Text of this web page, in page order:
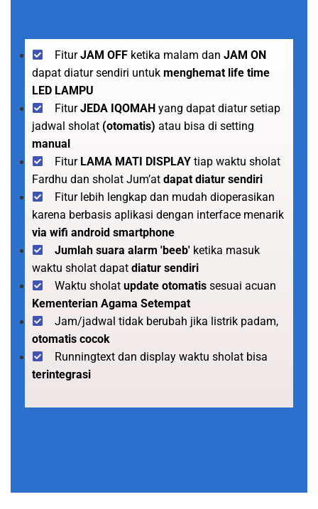
FiturJAM OFF ketika malam dan JAM ON
dapat diatur sendiri untuk menghemat life time
LED LAMPU
FiturJEDA IQOMAH yang dapat diatur setiap
jadwal sholat (otomatis) atau bisa di setting
manual
Fitur LAMA MATI DISPLAY tiap waktu sholat
Fardhu dan sholat Jum’at dapat diatur sendiri
Fitur lebih lengkap dan mudah dioperasikan
karena berbasis aplikasi dengan interface menarik
via wifi android smartphone
Jumlah suara alarm 'beeb' ketika masuk
waktu sholat dapat diatur sendiri
Waktu sholat update otomatis sesuai acuan
Kementerian Agama Setempat
Jam/jadwal tidak berubah jika listrik padam,
otomatis cocok
Runningtext dan display waktu sholat bisa
terintegrasi